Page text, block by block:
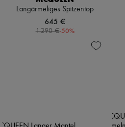
Langärmeliges Spitzentop
645 €
1.290 €-50%